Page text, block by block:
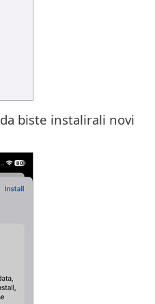
da biste instalirali novi